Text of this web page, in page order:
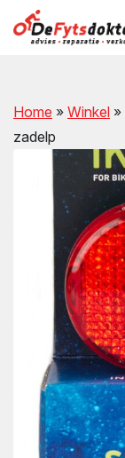
Home » Winkel »
zadelp